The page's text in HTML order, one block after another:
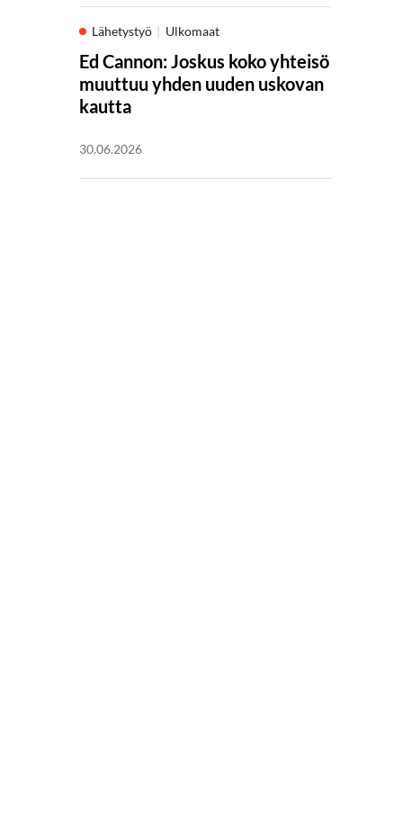
Lähetystyö Ulkomaat
Ed Cannon: Joskus koko yhteisö
muuttuu yhden uuden uskovan
kautta
30.06.2026